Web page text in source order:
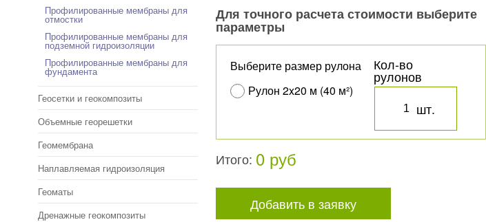
Профилированные мембраны для
отмостки
Профилированные мембраны для
подземной гидроизоляции
Профилированные мембраны для
фундамента
Геосетки и геокомпозиты
Объемные георешетки
Геомембрана
Наплавляемая гидроизоляция
Геоматы
Дренажные геокомпозиты
Для точного расчета стоимости выберите
параметры
Выберите размер рулона
Рулон 2x20 м (40 м²)
Кол-во
рулонов
шт.
Итого: 0 руб
Добавить в заявку